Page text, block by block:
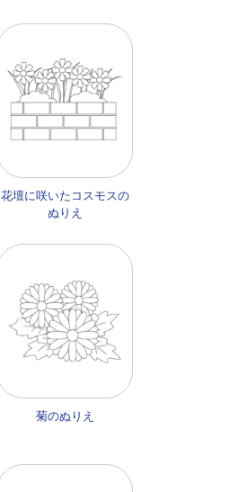
花壇に咲いたコスモスの
ぬりえ
菊のぬりえ